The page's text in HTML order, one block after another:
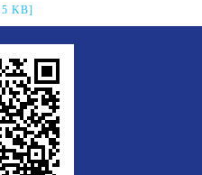
KB]